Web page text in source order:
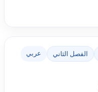
الفصل الثاني عربي